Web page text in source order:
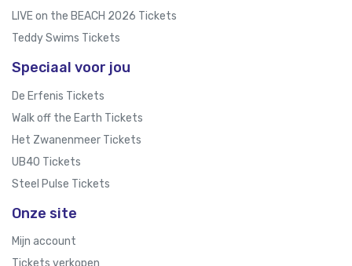
LIVE on the BEACH 2026 Tickets
Teddy Swims Tickets
Speciaal voor jou
De Erfenis Tickets
Walk off the Earth Tickets
Het Zwanenmeer Tickets
UB40 Tickets
Steel Pulse Tickets
Onze site
Mijn account
Tickets verkopen